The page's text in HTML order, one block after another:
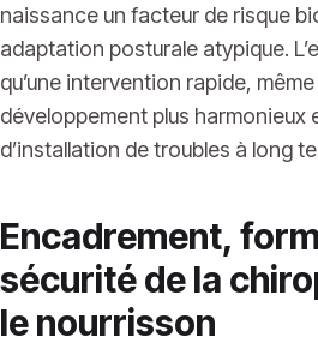
naissance un facteur de risque
adaptation posturale atypique.
qu’une intervention rapide,
développement plus harmonieux
d’installation de troubles à long
Encadrement,
sécurité de la
le nourrisson